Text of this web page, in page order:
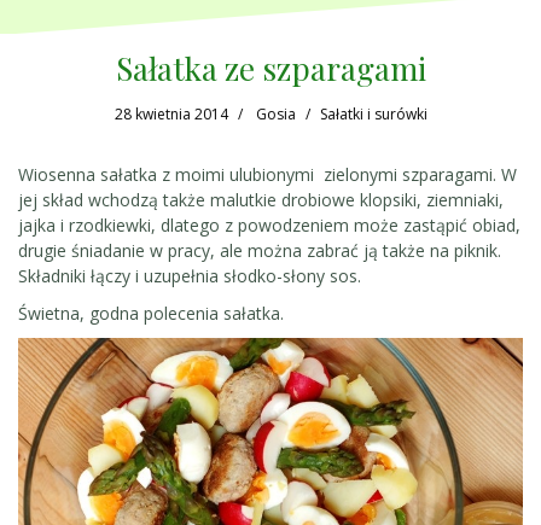
Sałatka ze szparagami
28 kwietnia 2014 Gosia Sałatki i surówki
Wiosenna sałatka z moimi ulubionymi zielonymi szparagami. W
jej skład wchodzą także malutkie drobiowe klopsiki, ziemniaki,
jajka i rzodkiewki, dlatego z powodzeniem może zastąpić obiad,
drugie śniadanie w pracy, ale można zabrać ją także na piknik.
Składniki łączy i uzupełnia słodko-słony sos.
Świetna, godna polecenia sałatka.